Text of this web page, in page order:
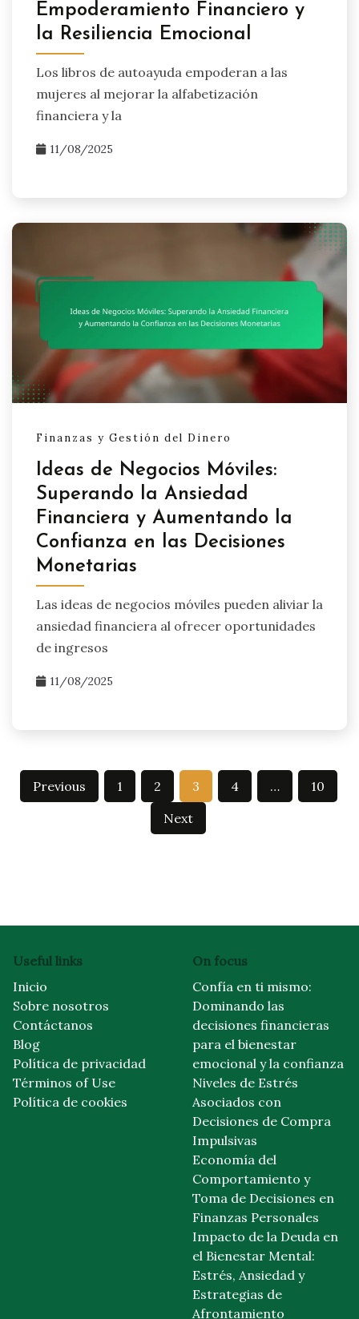
Empoderamiento Financiero y
la Resiliencia Emocional
Los libros de autoayuda empoderan a las
mujeres al mejorar la alfabetización
financiera y la
11/08/2025
Finanzas y Gestión del Dinero
Ideas de Negocios Móviles:
Superando la Ansiedad
Financiera y Aumentando la
Confianza en las Decisiones
Monetarias
Las ideas de negocios móviles pueden aliviar la
ansiedad financiera al ofrecer oportunidades
de ingresos
11/08/2025
Posts
Previous 1 2 3 4 …
10
Next
Useful links
Inicio
Sobre nosotros
Contáctanos
Blog
Política de privacidad
Términos of Use
Política de cookies
On focus
Confía en ti mismo:
Dominando las
decisiones financieras
para el bienestar
emocional y la confianza
Niveles de Estrés
Asociados con
Decisiones de Compra
Impulsivas
Economía del
Comportamiento y
Toma de Decisiones en
Finanzas Personales
Impacto de la Deuda en
el Bienestar Mental:
Estrés, Ansiedad y
Estrategias de
Afrontamiento